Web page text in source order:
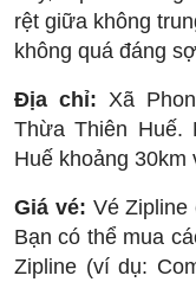
rệt giữa không
không quá đáng
Địa chỉ: Xã
Thừa Thiên Huế.
Huế khoảng 30km
Giá vé: Vé
Bạn có thể mua
Zipline (ví dụ: